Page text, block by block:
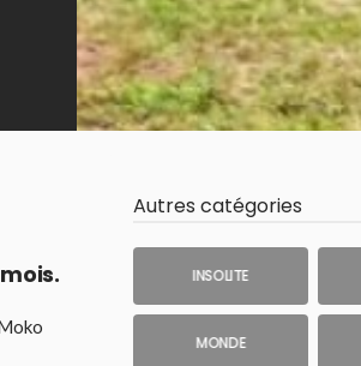
Autres catégories
INSOLITE
MONDE